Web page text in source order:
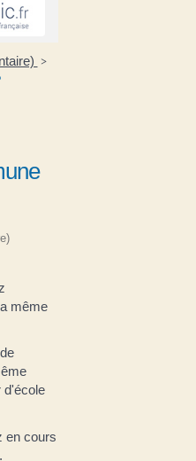
>
même
d'école
en cours